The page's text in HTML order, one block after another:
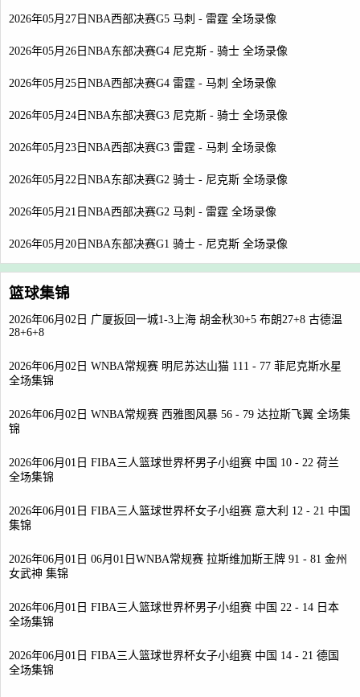
2026年05月27日NBA西部决赛G5 马刺 - 雷霆 全场录像
2026年05月26日NBA东部决赛G4 尼克斯 - 骑士 全场录像
2026年05月25日NBA西部决赛G4 雷霆 - 马刺 全场录像
2026年05月24日NBA东部决赛G3 尼克斯 - 骑士 全场录像
2026年05月23日NBA西部决赛G3 雷霆 - 马刺 全场录像
2026年05月22日NBA东部决赛G2 骑士 - 尼克斯 全场录像
2026年05月21日NBA西部决赛G2 马刺 - 雷霆 全场录像
2026年05月20日NBA东部决赛G1 骑士 - 尼克斯 全场录像
篮球集锦
2026年06月02日 广厦扳回一城1-3上海 胡金秋30+5 布朗27+8 古德温
28+6+8
2026年06月02日 WNBA常规赛 明尼苏达山猫 111 - 77 菲尼克斯水星
全场集锦
2026年06月02日 WNBA常规赛 西雅图风暴 56 - 79 达拉斯飞翼 全场集
锦
2026年06月01日 FIBA三人篮球世界杯男子小组赛 中国 10 - 22 荷兰
全场集锦
2026年06月01日 FIBA三人篮球世界杯女子小组赛 意大利 12 - 21 中国
集锦
2026年06月01日 06月01日WNBA常规赛 拉斯维加斯王牌 91 - 81 金州
女武神 集锦
2026年06月01日 FIBA三人篮球世界杯男子小组赛 中国 22 - 14 日本
全场集锦
2026年06月01日 FIBA三人篮球世界杯女子小组赛 中国 14 - 21 德国
全场集锦